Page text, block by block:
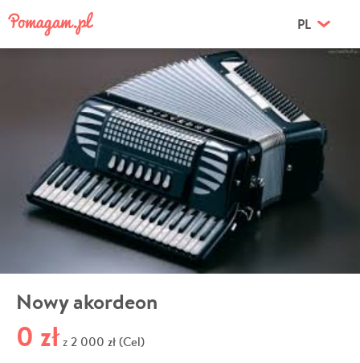
PL
Nowy akordeon
0 zł z 2 000 zł (Cel)